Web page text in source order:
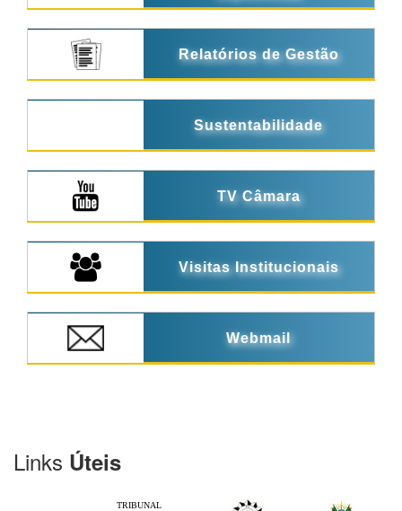
Relatórios de Gestão
Sustentabilidade
TV Câmara
Visitas Institucionais
Webmail
Links Úteis
TRIBUNAL